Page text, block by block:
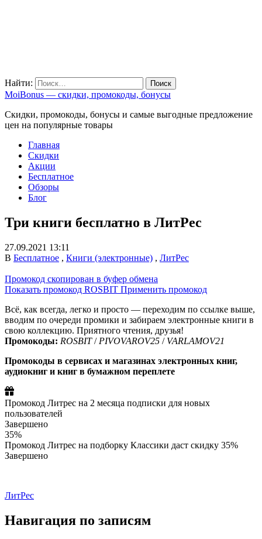
Найти:
MoiBonus — скидки, промокоды, бонусы
Скидки, промокоды, бонусы и самые выгодные предложение
цен на популярные товары
Главная
Скидки
Акции
Бесплатное
Обзоры
Блог
Три книги бесплатно в ЛитРес
27.09.2021 13:11
В Бесплатное , Книги (электронные) , ЛитРес
Промокод скопирован в буфер обмена
Показать промокод ROSBIT Применить промокод
Всё, как всегда, легко и просто — переходим по ссылке выше,
вводим по очереди промики и забираем электронные книги в
свою коллекцию. Приятного чтения, друзья!
Промокоды: ROSBIT/ PIVOVAROV25 / VARLAMOV21
Промокоды в сервисах и магазинах электронных книг,
аудиокниг и книг в бумажном переплете
Промокод Литрес на 2 месяца подписки для новых
пользователей
Завершено
35%
Промокод Литрес на подборку Классики даст скидку 35%
Завершено
ЛитРес
Навигация по записям